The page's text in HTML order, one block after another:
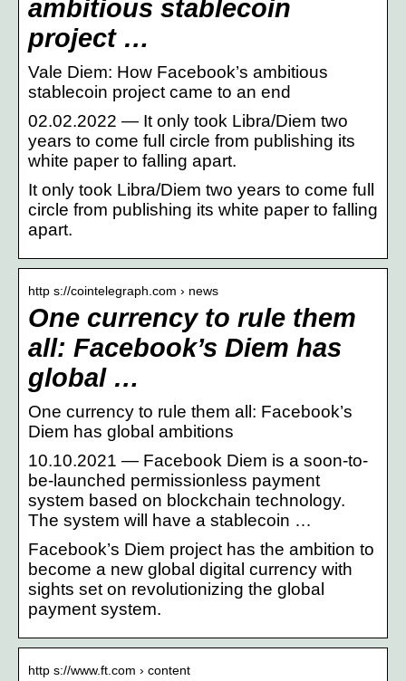
ambitious stablecoin
project …
Vale Diem: How Facebook’s ambitious
stablecoin project came to an end
02.02.2022 — It only took Libra/Diem two
years to come full circle from publishing its
white paper to falling apart.
It only took Libra/Diem two years to come full
circle from publishing its white paper to falling
apart.
http s://cointelegraph.com › news
One currency to rule them
all: Facebook’s Diem has
global …
One currency to rule them all: Facebook’s
Diem has global ambitions
10.10.2021 — Facebook Diem is a soon-to-
be-launched permissionless payment
system based on blockchain technology.
The system will have a stablecoin …
Facebook’s Diem project has the ambition to
become a new global digital currency with
sights set on revolutionizing the global
payment system.
http s://www.ft.com › content